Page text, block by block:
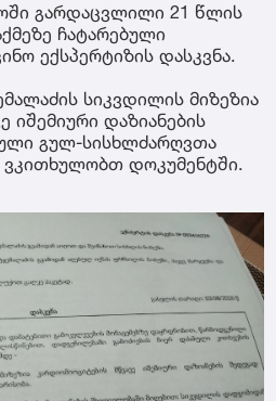
გარდაცვლილი 21 წლის
ჩატარებული
ექსპერტიზის დასკვნა.
სიკვდილის მიზეზია
იშემიური დაზიანების
გულ-სისხლძარღვთა
ვკითხულობთ დოკუმენტში.